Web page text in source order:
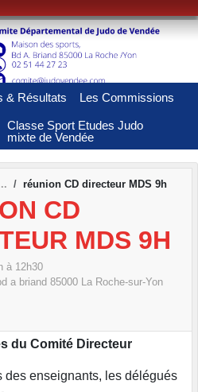
& Résultats Les Commissions
Classe Sport Etudes Judo
mixte de Vendée
réunion CD directeur MDS 9h
CD
MDS 9H
à 12h30
a briand 85000 La Roche-sur-Yon
du Comité Directeur
des enseignants, les délégués